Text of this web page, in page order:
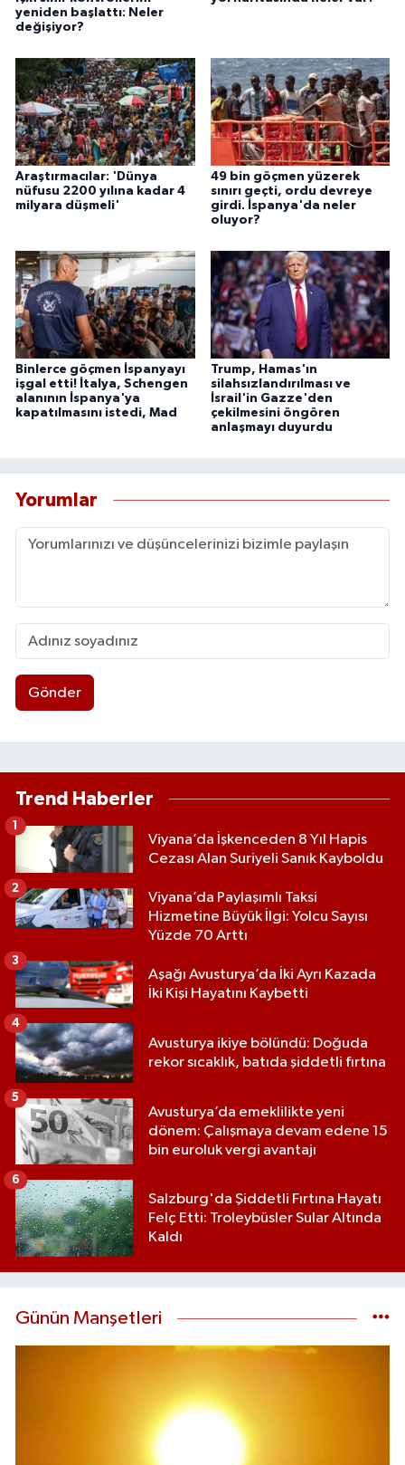
yeniden başlattı: Neler
değişiyor?
Araştırmacılar: 'Dünya
nüfusu 2200 yılına kadar 4
milyara düşmeli'
49 bin göçmen yüzerek
sınırı geçti, ordu devreye
girdi. İspanya'da neler
oluyor?
Binlerce göçmen İspanyayı
işgal etti! İtalya, Schengen
alanının İspanya'ya
kapatılmasını istedi, Mad
Trump, Hamas'ın
silahsızlandırılması ve
İsrail'in Gazze'den
çekilmesini öngören
anlaşmayı duyurdu
Yorumlar
Gönder
Trend Haberler
Viyana’da İşkenceden 8 Yıl Hapis
Cezası Alan Suriyeli Sanık Kayboldu
1
Viyana’da Paylaşımlı Taksi
Hizmetine Büyük İlgi: Yolcu Sayısı
Yüzde 70 Arttı
2
Aşağı Avusturya’da İki Ayrı Kazada
İki Kişi Hayatını Kaybetti
3
Avusturya ikiye bölündü: Doğuda
rekor sıcaklık, batıda şiddetli fırtına
4
Avusturya’da emeklilikte yeni
dönem: Çalışmaya devam edene 15
bin euroluk vergi avantajı
5
Salzburg'da Şiddetli Fırtına Hayatı
Felç Etti: Troleybüsler Sular Altında
Kaldı
6
Günün Manşetleri